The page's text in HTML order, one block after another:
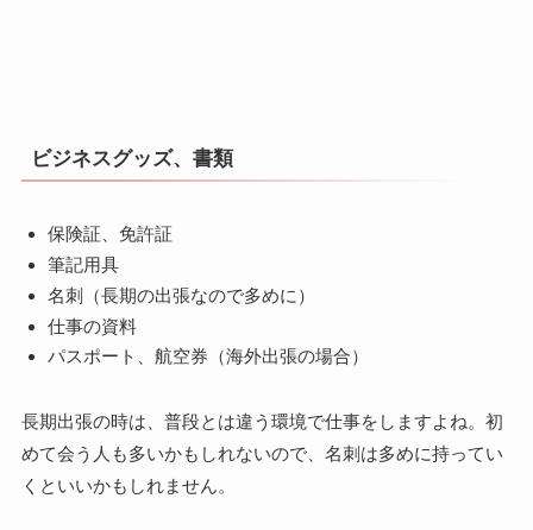
ビジネスグッズ、書類
保険証、免許証
筆記用具
名刺（長期の出張なので多めに）
仕事の資料
パスポート、航空券（海外出張の場合）
長期出張の時は、普段とは違う環境で仕事をしますよね。初
めて会う人も多いかもしれないので、名刺は多めに持ってい
くといいかもしれません。